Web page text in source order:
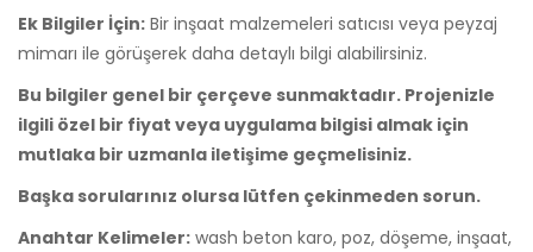
Ek Bilgiler İçin: Bir inşaat malzemeleri satıcısı veya peyzaj
mimarı ile görüşerek daha detaylı bilgi alabilirsiniz.
Bu bilgiler genel bir çerçeve sunmaktadır. Projenizle
ilgili özel bir fiyat veya uygulama bilgisi almak için
mutlaka bir uzmanla iletişime geçmelisiniz.
Başka sorularınız olursa lütfen çekinmeden sorun.
Anahtar Kelimeler: wash beton karo, poz, döşeme, inşaat,